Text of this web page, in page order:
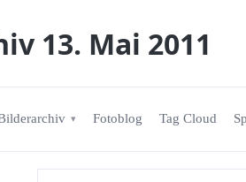
13. Mai 2011
Fotoblog Tag Cloud